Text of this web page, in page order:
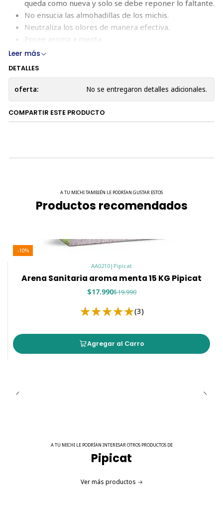
queda como nueva y solo se debe reponer lo faltante.
No ensucia las almohadillas de los michis.
Neutraliza los olores de manera efectiva.
Posee aroma a menta.
Leer más
DETALLES
oferta: No se entregaron detalles adicionales.
COMPARTIR ESTE PRODUCTO
A TU MICHI TAMBIÉN LE PODRÍAN GUSTAR ESTOS
Productos recomendados
-10%
AA0210 | Pipicat
Arena Sanitaria aroma menta 15 KG Pipicat
$17.990$19.990
(3)
Agregar al Carro
A TU MICHI LE PODRÍAN INTERESAR OTROS PRODUCTOS DE
Pipicat
Ver más productos